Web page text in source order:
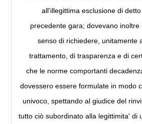
all'illegittima esclusione di
precedente gara; dovevano inoltre
senso di richiedere, unitamente
trattamento, di trasparenza e di
che le norme comportanti
dovessero essere formulate in modo
univoco, spettando al giudice del
tutto ciò subordinato alla legittimita' di